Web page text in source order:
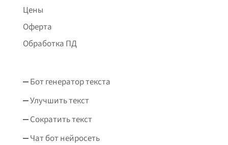
Цены
Оферта
Обработка ПД
Бот генератор текста
Улучшить текст
Сократить текст
Чат бот нейросеть